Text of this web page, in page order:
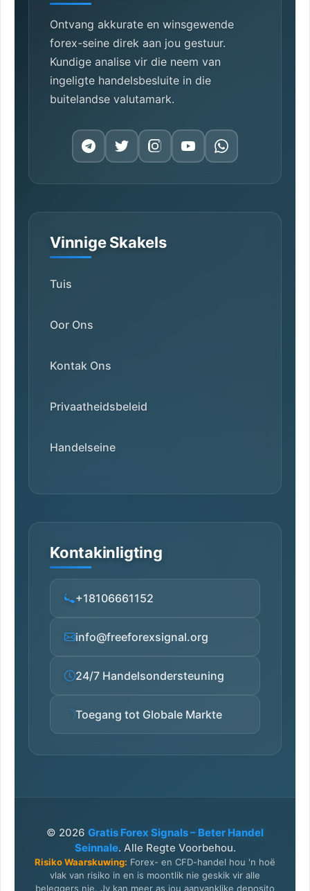
Ontvang akkurate en winsgewende
forex-seine direk aan jou gestuur.
Kundige analise vir die neem van
ingeligte handelsbesluite in die
buitelandse valutamark.
Vinnige Skakels
Tuis
Oor Ons
Kontak Ons
Privaatheidsbeleid
Handelseine
Kontakinligting
+18106661152
info@freeforexsignal.org
24/7 Handelsondersteuning
Toegang tot Globale Markte
© 2026 Gratis Forex Signals – Beter Handel
Seinnale. Alle Regte Voorbehou.
Risiko Waarskuwing: Forex- en CFD-handel hou 'n hoë
vlak van risiko in en is moontlik nie geskik vir alle
beleggers nie. Jy kan meer as jou aanvanklike deposito